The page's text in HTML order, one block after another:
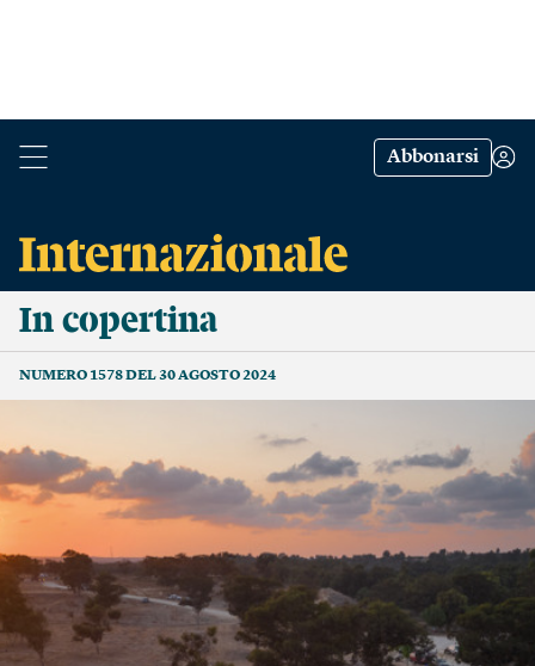
Abbonarsi
In copertina
NUMERO 1578 DEL 30 AGOSTO 2024